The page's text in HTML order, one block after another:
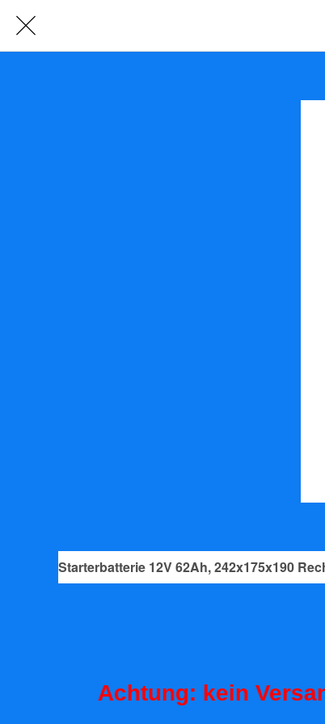
Starterbatterie 12V 62Ah, 242x175x190
Achtung: kein